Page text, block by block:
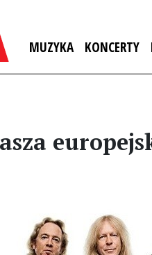
MUZYKA KONCERTY